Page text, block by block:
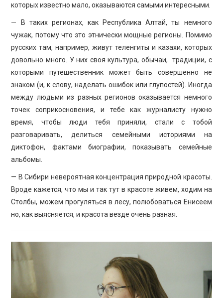
которых известно мало, оказываются самыми интересными.
— В таких регионах, как Республика Алтай, ты немного
чужак, потому что это этнически мощные регионы. Помимо
русских там, например, живут теленгиты и казахи, которых
довольно много. У них своя культура, обычаи, традиции, с
которыми путешественник может быть совершенно не
знаком (и, к слову, наделать ошибок или глупостей). Иногда
между людьми из разных регионов оказывается немного
точек соприкосновения, и тебе как журналисту нужно
время, чтобы люди тебя приняли, стали с тобой
разговаривать, делиться семейными историями на
диктофон, фактами биографии, показывать семейные
альбомы.
— В Сибири невероятная концентрация природной красоты.
Вроде кажется, что мы и так тут в красоте живем, ходим на
Столбы, можем прогуляться в лесу, полюбоваться Енисеем
но, как выясняется, и красота везде очень разная.